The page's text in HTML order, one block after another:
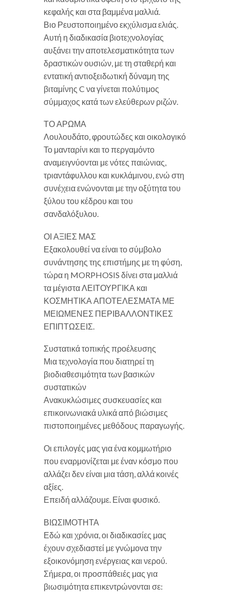
κεφαλής και στα βαμμένα μαλλιά.
Βιο Ρευστοποιημένο εκχύλισμα ελιάς.
Αυτή η διαδικασία βιοτεχνολογίας
αυξάνει την αποτελεσματικότητα των
δραστικών ουσιών, με τη σταθερή και
εντατική αντιοξειδωτική δύναμη της
βιταμίνης C να γίνεται πολύτιμος
σύμμαχος κατά των ελεύθερων ριζών.
ΤΟ ΑΡΩΜΑ
Λουλουδάτο, φρουτώδες και οικολογικό
Το μανταρίνι και το περγαμόντο
αναμειγνύονται με νότες παιώνιας,
τριαντάφυλλου και κυκλάμινου, ενώ στη
συνέχεια ενώνονται με την οξύτητα του
ξύλου του κέδρου και του
σανδαλόξυλου.
ΟΙ ΑΞΙΕΣ ΜΑΣ
Εξακολουθεί να είναι το σύμβολο
συνάντησης της επιστήμης με τη φύση,
τώρα η MORPHOSIS δίνει στα μαλλιά
τα μέγιστα ΛΕΙΤΟΥΡΓΙΚΑ και
ΚΟΣΜΗΤΙΚΑ ΑΠΟΤΕΛΕΣΜΑΤΑ ΜΕ
ΜΕΙΩΜΕΝΕΣ ΠΕΡΙΒΑΛΛΟΝΤΙΚΕΣ
ΕΠΙΠΤΩΣΕΙΣ.
Συστατικά τοπικής προέλευσης
Μια τεχνολογία που διατηρεί τη
βιοδιαθεσιμότητα των βασικών
συστατικών
Ανακυκλώσιμες συσκευασίες και
επικοινωνιακά υλικά από βιώσιμες
πιστοποιημένες μεθόδους παραγωγής.
Οι επιλογές μας για ένα κομμωτήριο
που εναρμονίζεται με έναν κόσμο που
αλλάζει δεν είναι μια τάση, αλλά κοινές
αξίες.
Επειδή αλλάζουμε. Είναι φυσικό.
ΒΙΩΣΙΜΟΤΗΤΑ
Εδώ και χρόνια, οι διαδικασίες μας
έχουν σχεδιαστεί με γνώμονα την
εξοικονόμηση ενέργειας και νερού.
Σήμερα, οι προσπάθειές μας για
βιωσιμότητα επικεντρώνονται σε: